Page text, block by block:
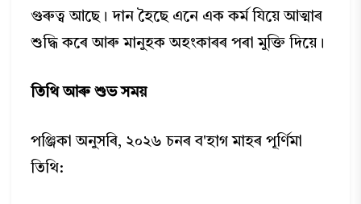
গুৰুত্ব আছে। দান হৈছে এনে এক কৰ্ম যিয়ে আত্মাৰ
শুদ্ধি কৰে আৰু মানুহক অহংকাৰৰ পৰা মুক্তি দিয়ে।
তিথি আৰু শুভ সময়
পঞ্জিকা অনুসৰি, ২০২৬ চনৰ ব'হাগ মাহৰ পূৰ্ণিমা
তিথি: